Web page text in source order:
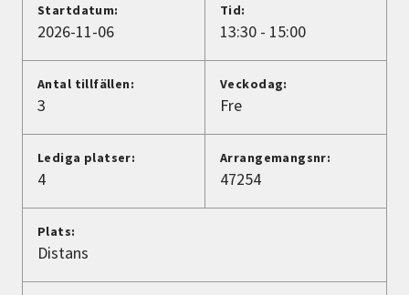
Avdelningar
Lyssna
Startdatum:
2026-11-06
Tid:
13:30 - 15:00
Antal tillfällen:
3
Veckodag:
Fre
Lediga platser:
4
Arrangemangsnr:
47254
Plats:
Distans